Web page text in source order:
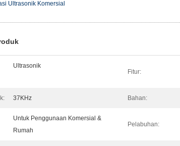
Ultrasonik Komersial
Ultrasonik
Fitur:
37KHz Bahan:
Untuk Penggunaan Komersial &
Rumah
Pelabuhan: